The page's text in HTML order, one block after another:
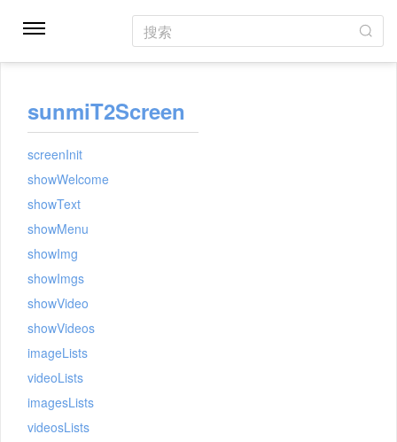
搜索
sunmiT2Screen
screenInit
showWelcome
showText
showMenu
showImg
showImgs
showVideo
showVideos
imageLists
videoLists
imagesLists
videosLists